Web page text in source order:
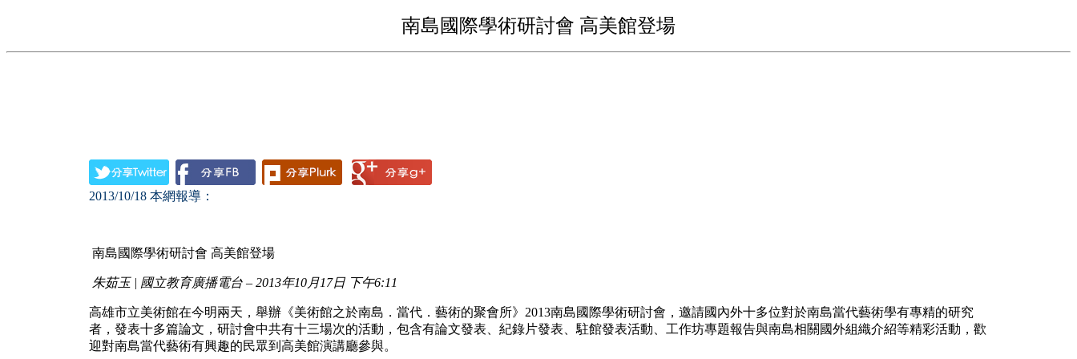
南島國際學術研討會 高美館登場
2013/10/18 本網報導：
南島國際學術研討會 高美館登場
朱茹玉 | 國立教育廣播電台 – 2013年10月17日 下午6:11
高雄市立美術館在今明兩天，舉辦《美術館之於南島．當代．藝術的聚會所》2013南島國際學術研討會，邀請國內外十多位對於南島當代藝術學有專精的研究
者，發表十多篇論文，研討會中共有十三場次的活動，包含有論文發表、紀錄片發表、駐館發表活動、工作坊專題報告與南島相關國外組織介紹等精彩活動，歡
迎對南島當代藝術有興趣的民眾到高美館演講廳參與。